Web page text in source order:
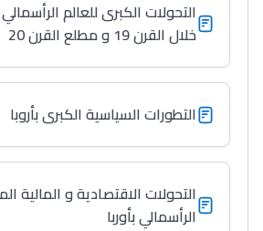
التحولات الكبرى للعالم
خلال القرن 19 و مطلع القرن 20
التطورات السياسية الكبرى بأروبا
التحولات الاقتصادية و المالية
الرأسمالي بأوربا